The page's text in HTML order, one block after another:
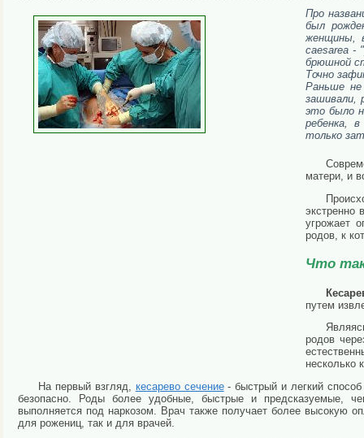
Про
был
женщины,
caesarea -
брюшной
Точно
Раньше не
зашивали,
это было
ребенка,
только
матери, и
экстренно
угрожает
родов, к
Что
путем
родов
несколько
На первый взгляд, кесарево сечение- быстрый и легкий
безопасно. Роды более удобные, быстрые и предсказуемые,
выполняется под наркозом. Врач также получает более высокую
для рожениц, так и для врачей.